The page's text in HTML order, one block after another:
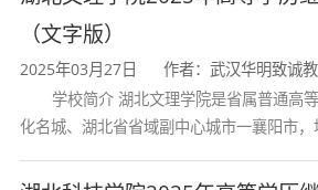
文科：语文、数学（文史类
地理综合
理科：语文、数学（理工类
（文字版）
2025年03月27日
作者：武汉华明致诚
学校简介 湖北文理学院是省属普通高等学校，位于全国历史文
化名城、湖北省省域副中心城市一襄阳市，
学校、全国普通